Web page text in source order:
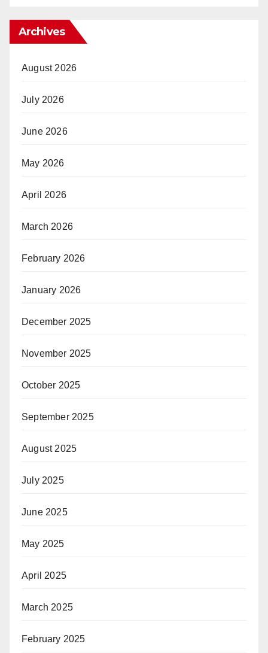
Archives
August 2026
July 2026
June 2026
May 2026
April 2026
March 2026
February 2026
January 2026
December 2025
November 2025
October 2025
September 2025
August 2025
July 2025
June 2025
May 2025
April 2025
March 2025
February 2025